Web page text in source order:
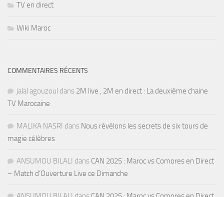
TV en direct
Wiki Maroc
COMMENTAIRES RÉCENTS
jalal agouzoul dans 2M live , 2M en direct : La deuxième chaine
TV Marocaine
MALIKA NASRI dans Nous révélons les secrets de six tours de
magie célèbres
ANSUMOU BILALI dans CAN 2025 : Maroc vs Comores en Direct
– Match d’Ouverture Live ce Dimanche